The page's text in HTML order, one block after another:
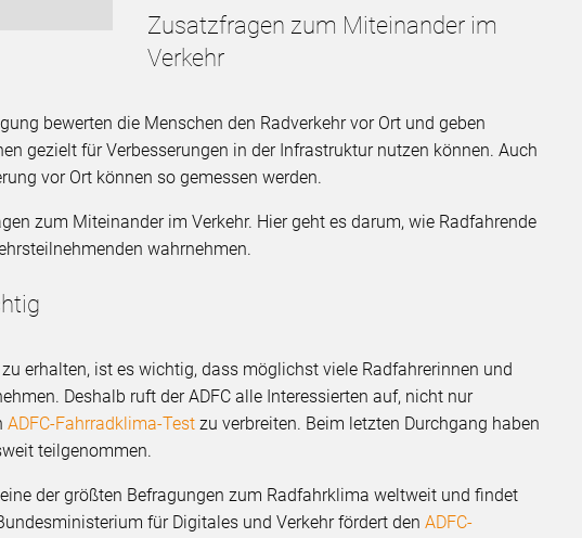
Zusatzfragen zum Miteinander im
Verkehr
bewerten die Menschen den Radverkehr vor Ort und geben
gezielt für Verbesserungen in der Infrastruktur nutzen können. Auch
vor Ort können so gemessen werden.
zum Miteinander im Verkehr. Hier geht es darum, wie Radfahrende
wahrnehmen.
erhalten, ist es wichtig, dass möglichst viele Radfahrerinnen und
Deshalb ruft der ADFC alle Interessierten auf, nicht nur
ADFC-Fahrradklima-Test zu verbreiten. Beim letzten Durchgang haben
teilgenommen.
der größten Befragungen zum Radfahrklima weltweit und findet
für Digitales und Verkehr fördert denADFC-